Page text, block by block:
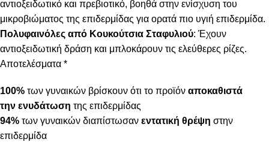
αντιοξειδωτικό και πρεβιοτικό, βοηθά στην ενίσχυση του
μικροβιώματος της επιδερμίδας για ορατά πιο υγιή επιδερμίδα.
Πολυφαινόλες από Κουκούτσια Σταφυλιού: Έχουν
αντιοξειδωτική δράση και μπλοκάρουν τις ελεύθερες ρίζες.
Αποτελέσματα *
100% των γυναικών βρίσκουν ότι το προϊόν αποκαθιστά
την ενυδάτωση της επιδερμίδας
94% των γυναικών διαπίστωσαν εντατική θρέψη στην
επιδερμίδα